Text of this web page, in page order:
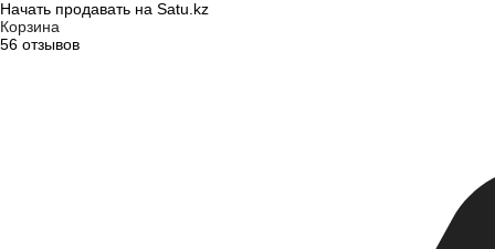
Начать продавать на Satu.kz
Корзина
56 отзывов